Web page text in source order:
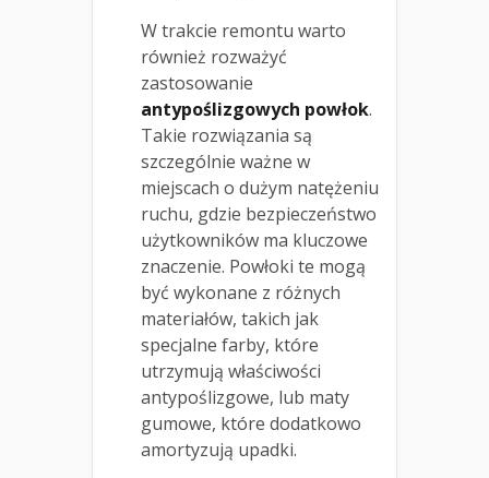
W trakcie remontu warto
również rozważyć
zastosowanie
antypoślizgowych powłok.
Takie rozwiązania są
szczególnie ważne w
miejscach o dużym natężeniu
ruchu, gdzie bezpieczeństwo
użytkowników ma kluczowe
znaczenie. Powłoki te mogą
być wykonane z różnych
materiałów, takich jak
specjalne farby, które
utrzymują właściwości
antypoślizgowe, lub maty
gumowe, które dodatkowo
amortyzują upadki.